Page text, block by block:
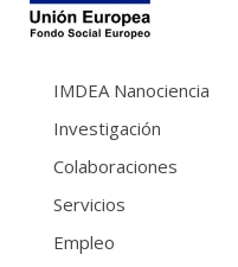
IMDEA Nanociencia
Investigación
Colaboraciones
Servicios
Empleo